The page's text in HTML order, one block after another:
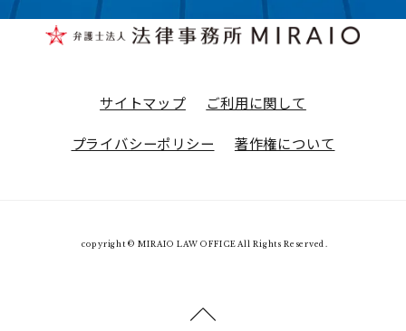
サイトマップ ご利用に関して
プライバシーポリシー 著作権について
copyright © MIRAIO LAW OFFICE All Rights Reserved.